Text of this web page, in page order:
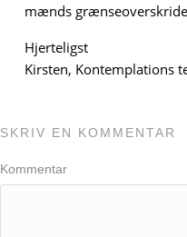
mænds
Hjerteligst
Kirsten, Kontemplations
SKRIV EN KOMMENTAR
Kommentar